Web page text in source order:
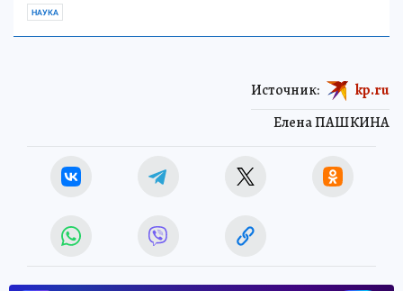
НАУКА
Елена ПАШКИНА
Источник: kp.ru